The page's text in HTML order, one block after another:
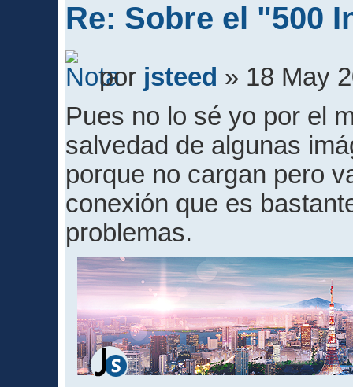
Re: Sobre el "500
por jsteed » 18 May
Pues no lo sé yo por el
salvedad de algunas
porque no cargan pero
conexión que es
problemas.